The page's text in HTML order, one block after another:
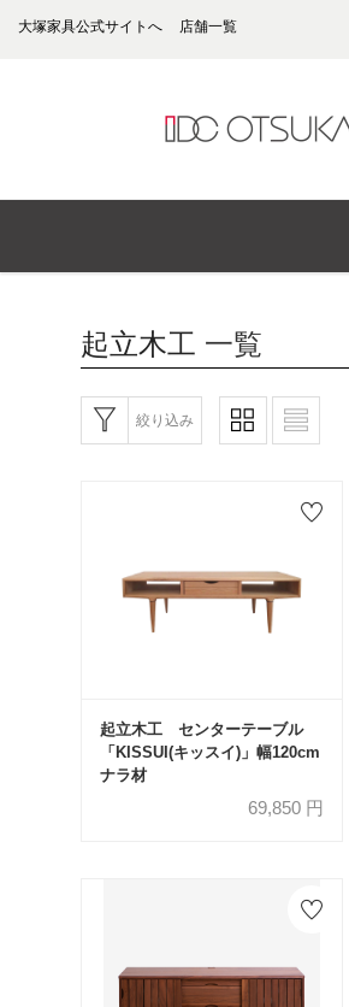
大塚家具公式サイトへ 店舗一覧
起立木工 一覧
絞り込み
起立木工 センターテーブル
「KISSUI(キッスイ)」幅120cm
ナラ材
69,850円